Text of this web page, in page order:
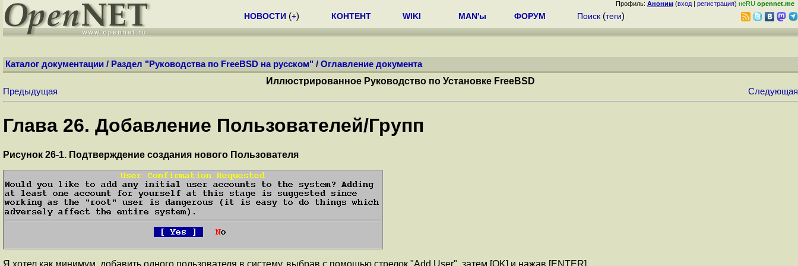
Профиль: Аноним (вход | регистрация) неRU opennet.me
НОВОСТИ (+) КОНТЕНТ WIKI MAN'ы ФОРУМ Поиск (теги)
Каталог документации / Раздел "Руководства по FreeBSD на русском" / Оглавление документа
Иллюстрированное Руководство по Установке FreeBSD
Предыдущая Следующая
Глава 26. Добавление Пользователей/Групп
Рисунок 26-1. Подтверждение создания нового Пользователя
Я хотел как минимум, добавить одного пользователя в систему, выбрав с помощью стрелок "Add User", затем [OK] и нажав [ENTER].